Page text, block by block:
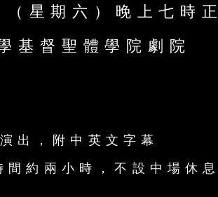
星期六）晚上七時正
基督聖體學院劇院
出，附中英文字幕
間約兩小時，不設中場休息